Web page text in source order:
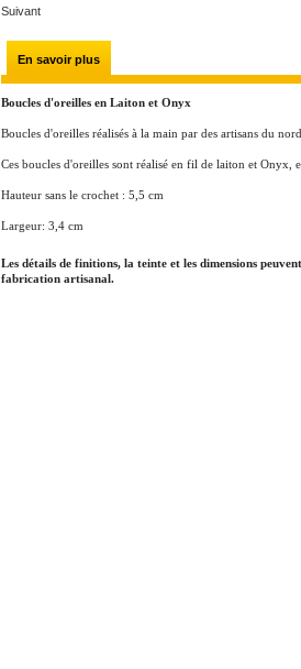
Suivant
En savoir plus
Boucles d'oreilles en Laiton et Onyx
Boucles d'oreilles réalisés à la main par des artisans du
Ces boucles d'oreilles sont réalisé en fil de laiton et Onyx,
Hauteur sans le crochet : 5,5 cm
Largeur: 3,4 cm
Les détails de finitions, la teinte et les dimensions
fabrication artisanal.